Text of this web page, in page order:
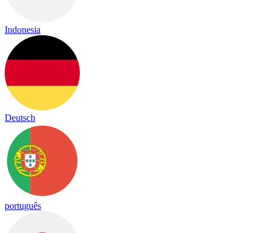
Indonesia
Deutsch
português